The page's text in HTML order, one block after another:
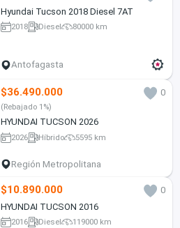
Hyundai Tucson 2018 Diesel 7AT
2018 Diesel 80000 km
Antofagasta
$36.490.000 0
(Rebajado 1%)
HYUNDAI TUCSON 2026
2026 Híbrido 5595 km
Región Metropolitana
$10.890.000
0
HYUNDAI TUCSON 2016
2016 Diesel 119000 km